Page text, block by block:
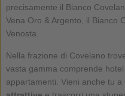
precisamente il Bianco
Vena Oro & Argento, il Bianco
Venosta.
Nella frazione di Covelano
vasta gamma comprende
appartamenti. Vieni anche tu